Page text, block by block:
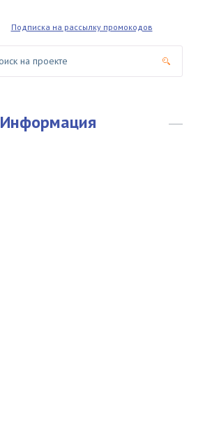
Подписка на рассылку промокодов
Информация